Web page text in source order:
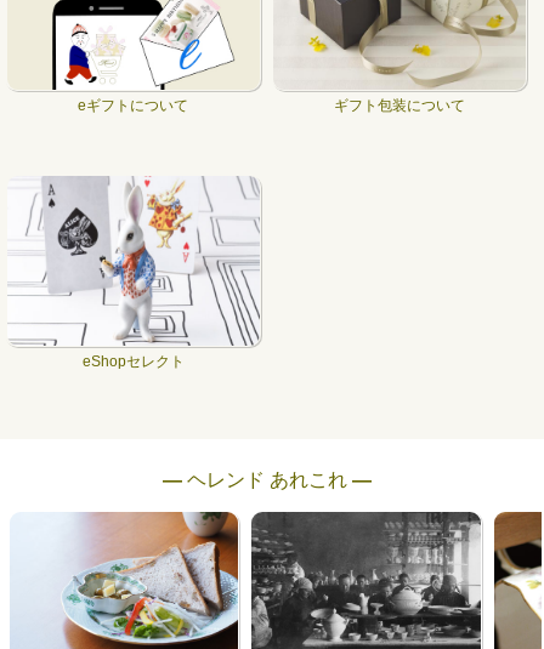
eギフトについて ギフト包装について
eShopセレクト
― ヘレンド あれこれ ―